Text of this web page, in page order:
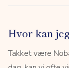
Hvor kan
Takket være